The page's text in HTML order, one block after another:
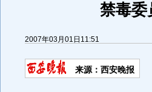
禁毒委
2007年03月01日11:51
来源：西安晚报